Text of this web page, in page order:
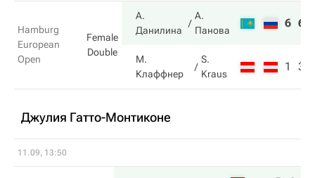
Hamburg
European
Open
Female
Double
А.
Данилина
А.
Панова
6 6
М.
Клаффнер
S.
Kraus
1 3
Джулия Гатто-Монтиконе
11.09, 13:50